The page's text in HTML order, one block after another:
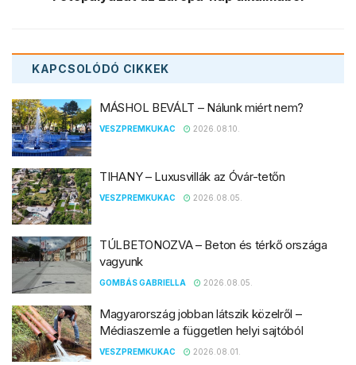
KAPCSOLÓDÓ CIKKEK
MÁSHOL BEVÁLT – Nálunk miért nem?
VESZPREMKUKAC 2026.08.10.
TIHANY – Luxusvillák az Óvár-tetőn
VESZPREMKUKAC 2026.08.05.
TÚLBETONOZVA – Beton és térkő országa
vagyunk
GOMBÁS GABRIELLA 2026.08.05.
Magyarország jobban látszik közelről –
Médiaszemle a független helyi sajtóból
VESZPREMKUKAC 2026.08.01.